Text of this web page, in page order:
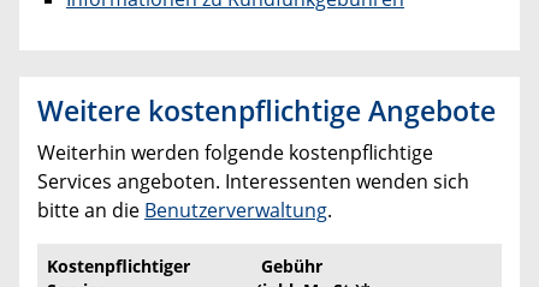
Weitere kostenpflichtige Angebote
Weiterhin werden folgende kostenpflichtige
Services angeboten. Interessenten wenden sich
bitte an die Benutzerverwaltung.
Kostenpflichtiger
Gebühr